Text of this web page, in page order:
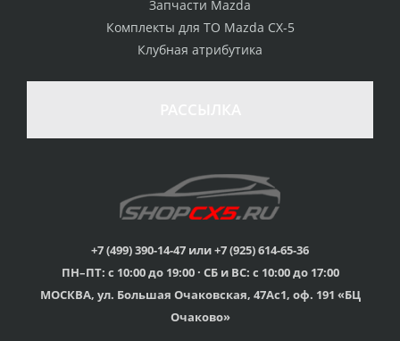
стоимости
товаром
Гарантия качества
Вы можете выбрать
наиболее удобный
для Вас
Профессиональная
консультация
мы знаем о Mazda CX-
Скидки
членам клуба и
обладателям клубных
Оперативная доставка
Запчасти Mazda
Комплекты для ТО Mazda CX-5
Клубная атрибутика
+7 (499) 390-14-47 или +7 (925) 614-65-36
ПН–ПТ: с 10:00 до 19:00 · СБ и ВС: с 10:00 до 17:00
МОСКВА, ул. Большая Очаковская, 47Ас1, оф. 191 «БЦ
Очаково»